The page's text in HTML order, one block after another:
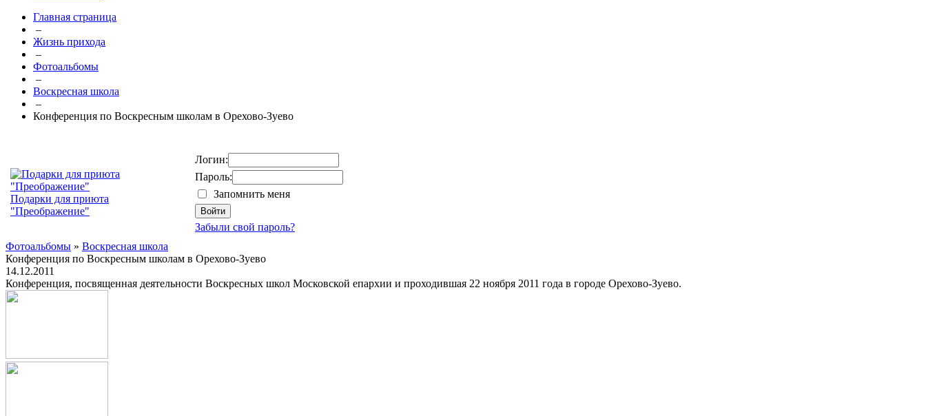
Главная страница
–
Жизнь прихода
–
Фотоальбомы
–
Воскресная школа
–
Конференция по Воскресным школам в Орехово-Зуево
Подарки для приюта
"Преображение"
Логин:
Пароль:
Запомнить меня
Забыли свой пароль?
Фотоальбомы » Воскресная школа
Конференция по Воскресным школам в Орехово-Зуево
14.12.2011
Конференция, посвященная деятельности Воскресных школ Московской епархии и проходившая 22 ноября 2011 года в городе Орехово-Зуево.